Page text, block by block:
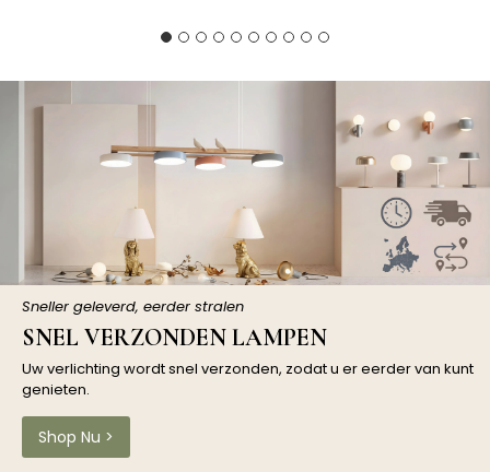
Sneller geleverd, eerder stralen
SNEL VERZONDEN LAMPEN
Uw verlichting wordt snel verzonden, zodat u er eerder van kunt
genieten.
Shop Nu >